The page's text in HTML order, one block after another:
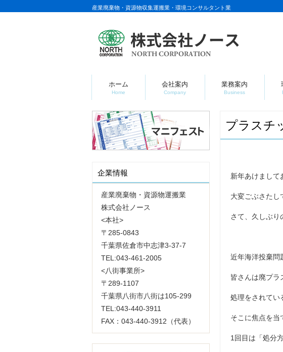
産業廃棄物・資源物収集運搬業・環境コンサルタント業
ホーム
Home
会社案内
Company
業務案内
Business
プラスチ
新年あけまして
大変ごぶさたし
さて、久しぶり
近年海洋投棄問
皆さんは廃プラ
処理をされてい
そこに焦点を当
1回目は「処分
企業情報
産業廃棄物・資源物運搬業
株式会社ノース
<本社>
〒285-0843
千葉県佐倉市中志津3-37-7
TEL:043-461-2005
<八街事業所>
〒289-1107
千葉県八街市八街は105-299
TEL:043-440-3911
FAX：043-440-3912（代表）